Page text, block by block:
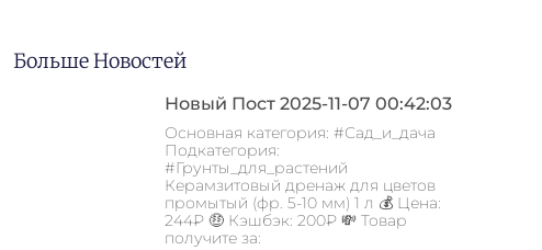
Больше Новостей
Новый Пост 2025-11-07 00:42:03
Основная категория: #Сад_и_дача
Подкатегория:
#Грунты_для_растений
Керамзитовый дренаж для цветов
промытый (фр. 5-10 мм) 1 л 💰 Цена:
244₽ 🤑 Кэшбэк: 200₽ 💸 Товар
получите за: